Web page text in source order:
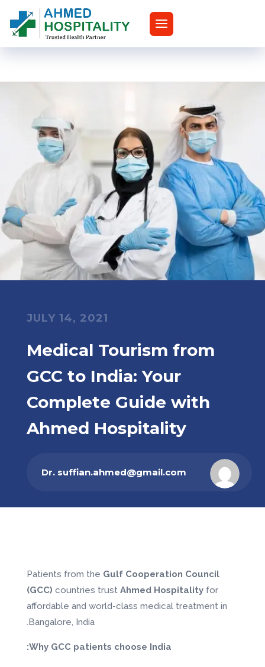
JULY 14, 2021
Medical Tourism from
GCC to India: Your
Complete Guide with
Ahmed Hospitality
Dr. suffian.ahmed@gmail.com
Patients from the Gulf Cooperation Council
(GCC) countries trust Ahmed Hospitalityfor
affordable and world-class medical treatment in
Bangalore, India.
Why GCC patients choose India: